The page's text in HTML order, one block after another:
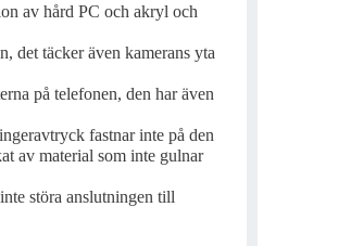
av hård PC och akryl och
det täcker även kamerans yta
på telefonen, den har även
fastnar inte på den
av material som inte gulnar
störa anslutningen till